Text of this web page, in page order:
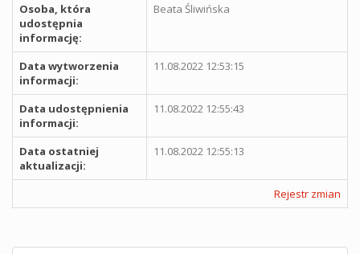
Osoba, która
udostępnia
informację:
Beata Śliwińska
Data wytworzenia
informacji:
11.08.2022 12:53:15
Data udostępnienia
informacji:
11.08.2022 12:55:43
Data ostatniej
aktualizacji:
11.08.2022 12:55:13
Rejestr zmian